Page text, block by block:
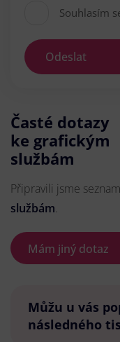
Souhlasím
Odeslat
Časté dotazy
ke grafickým
službám
Připravili jsme
službám.
Mám jiný dotaz
Můžu u vás
následného